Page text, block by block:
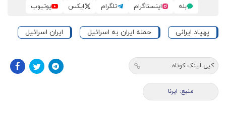
بله
اینستاگرام تلگرام ایکس یوتیوب
پهپاد ایرانی حمله ایران به اسرائیل ایران اسرائیل
کپی لینک کوتاه
منبع: ایرنا